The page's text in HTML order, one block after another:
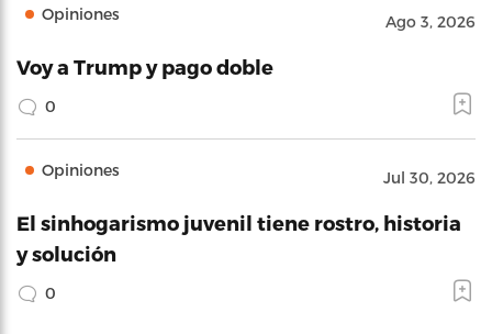
Opiniones Ago 3, 2026
Voy a Trump y pago doble
0
Opiniones Jul 30, 2026
El sinhogarismo juvenil tiene rostro, historia
y solución
0